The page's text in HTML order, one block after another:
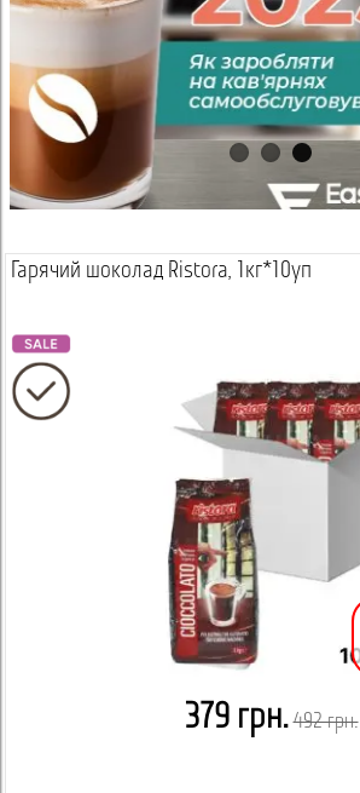
Гарячий шоколад Ristora, 1кг*10уп
379 грн. 492 грн.